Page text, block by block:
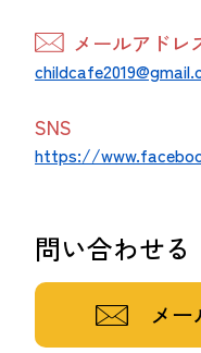
助成金情報
メールアドレ
SNS
https://
問い合わせる
メ